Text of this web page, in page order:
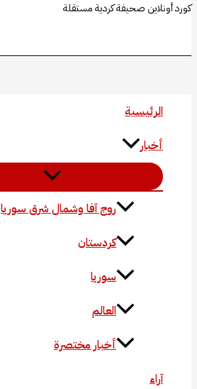
كورد أونلاين صحيفة كردية مستقلة
الرئيسية
أخبار
روج آفا وشمال شرق سوريا
كردستان
سوريا
العالم
أخبار مختصرة
آراء